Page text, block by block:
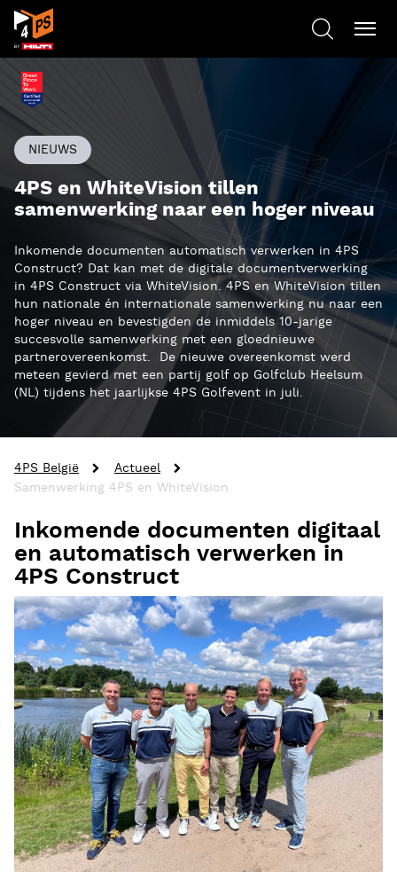
NIEUWS
4PS en WhiteVision tillen
samenwerking naar een hoger niveau
Inkomende documenten automatisch verwerken in 4PS
Construct? Dat kan met de digitale documentverwerking
in 4PS Construct via WhiteVision. 4PS en WhiteVision tillen
hun nationale én internationale samenwerking nu naar een
hoger niveau en bevestigden de inmiddels 10-jarige
succesvolle samenwerking met een gloednieuwe
partnerovereenkomst. De nieuwe overeenkomst werd
meteen gevierd met een partij golf op Golfclub Heelsum
(NL) tijdens het jaarlijkse 4PS Golfevent in juli.
4PS België
Actueel
Samenwerking 4PS en WhiteVision
Inkomende documenten digitaal
en automatisch verwerken in
4PS Construct